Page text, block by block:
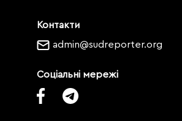
Контакти
admin@sudreporter.org
Соціальні мережі